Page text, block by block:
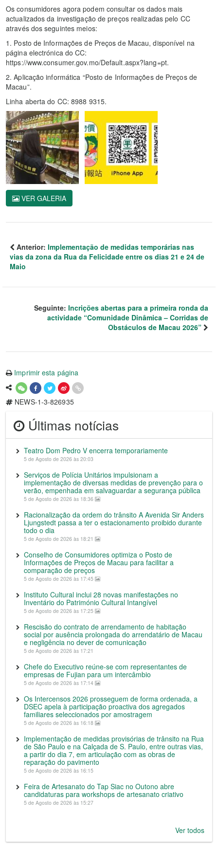
Os consumidores agora podem consultar os dados mais
actualizados da investigação de preços realizadas pelo CC
através dos seguintes meios:
1. Posto de Informações de Preços de Macau, disponível na
página electrónica do CC:
https://www.consumer.gov.mo/Default.aspx?lang=pt.
2. Aplicação informática “Posto de Informações de Preços de
Macau”.
Linha aberta do CC: 8988 9315.
VER GALERIA
Anterior: Implementação de medidas temporárias nas
vias da zona da Rua da Felicidade entre os dias 21 e 24 de
Maio
Seguinte: Incrições abertas para a primeira ronda da
actividade “Comunidade Dinâmica – Corridas de
Obstáculos de Macau 2026”
Imprimir esta página
NEWS-1-3-826935
Últimas notícias
Teatro Dom Pedro V encerra temporariamente
5 de Agosto de 2026 às 20:03
Serviços de Polícia Unitários impulsionam a
implementação de diversas medidas de prevenção para o
verão, empenhada em salvaguardar a segurança pública
5 de Agosto de 2026 às 18:36
Racionalização da ordem do trânsito A Avenida Sir Anders
Ljungstedt passa a ter o estacionamento proibido durante
todo o dia
5 de Agosto de 2026 às 18:21
Conselho de Consumidores optimiza o Posto de
Informações de Preços de Macau para facilitar a
comparação de preços
5 de Agosto de 2026 às 17:45
Instituto Cultural inclui 28 novas manifestações no
Inventário do Património Cultural Intangível
5 de Agosto de 2026 às 17:25
Rescisão do contrato de arrendamento de habitação
social por ausência prolongada do arrendatário de Macau
e negligência no dever de comunicação
5 de Agosto de 2026 às 17:21
Chefe do Executivo reúne-se com representantes de
empresas de Fujian para um intercâmbio
5 de Agosto de 2026 às 17:14
Os Intercensos 2026 prosseguem de forma ordenada, a
DSEC apela à participação proactiva dos agregados
familiares seleccionados por amostragem
5 de Agosto de 2026 às 16:18
Implementação de medidas provisórias de trânsito na Rua
de São Paulo e na Calçada de S. Paulo, entre outras vias,
a partir do dia 7, em articulação com as obras de
reparação do pavimento
5 de Agosto de 2026 às 16:15
Feira de Artesanato do Tap Siac no Outono abre
candidaturas para workshops de artesanato criativo
5 de Agosto de 2026 às 15:27
Ver todos